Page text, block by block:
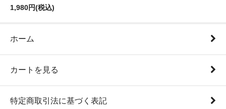
1,980円(税込)
ホーム
カートを見る
特定商取引法に基づく表記